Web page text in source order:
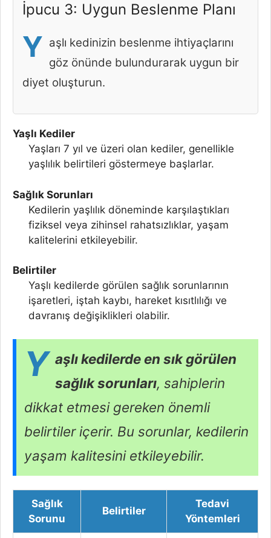
İpucu 3: Uygun Beslenme Planı
Y aşlı kedinizin beslenme ihtiyaçlarını
göz önünde bulundurarak uygun bir
diyet oluşturun.
Yaşlı Kediler
Yaşları 7 yıl ve üzeri olan kediler, genellikle
yaşlılık belirtileri göstermeye başlarlar.
Sağlık Sorunları
Kedilerin yaşlılık döneminde karşılaştıkları
fiziksel veya zihinsel rahatsızlıklar, yaşam
kalitelerini etkileyebilir.
Belirtiler
Yaşlı kedilerde görülen sağlık sorunlarının
işaretleri, iştah kaybı, hareket kısıtlılığı ve
davranış değişiklikleri olabilir.
Y aşlı kedilerde en sık görülen
sağlık sorunları, sahiplerin
dikkat etmesi gereken önemli
belirtiler içerir. Bu sorunlar, kedilerin
yaşam kalitesini etkileyebilir.
Sağlık
Sorunu
Belirtiler
Tedavi
Yöntemleri